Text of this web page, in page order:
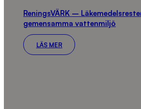
ReningsVÄRK –
gemensamma vattenmiljö
LÄS MER